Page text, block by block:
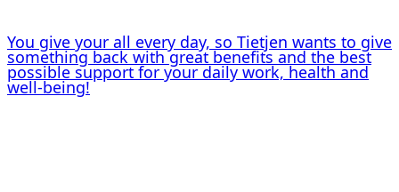
You give your all every day, so Tietjen wants to give
something back with great benefits and the best
possible support for your daily work, health and
well-being!